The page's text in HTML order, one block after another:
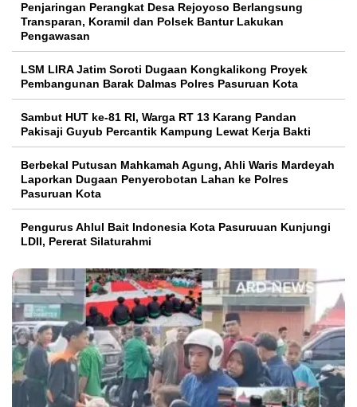
Penjaringan Perangkat Desa Rejoyoso Berlangsung
Transparan, Koramil dan Polsek Bantur Lakukan
Pengawasan
LSM LIRA Jatim Soroti Dugaan Kongkalikong Proyek
Pembangunan Barak Dalmas Polres Pasuruan Kota
Sambut HUT ke-81 RI, Warga RT 13 Karang Pandan
Pakisaji Guyub Percantik Kampung Lewat Kerja Bakti
Berbekal Putusan Mahkamah Agung, Ahli Waris Mardeyah
Laporkan Dugaan Penyerobotan Lahan ke Polres
Pasuruan Kota
Pengurus Ahlul Bait Indonesia Kota Pasuruuan Kunjungi
LDII, Pererat Silaturahmi